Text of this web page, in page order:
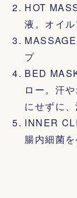
HOT
液。オイ
プ
BED
ロー。汗
にせずに
INNER
腸内細菌